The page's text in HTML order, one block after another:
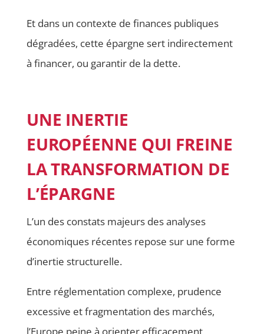
Et dans un contexte de finances publiques
dégradées, cette épargne sert indirectement
à financer, ou garantir de la dette.
UNE INERTIE
EUROPÉENNE QUI FREINE
LA TRANSFORMATION DE
L’ÉPARGNE
L’un des constats majeurs des analyses
économiques récentes repose sur une forme
d’inertie structurelle.
Entre réglementation complexe, prudence
excessive et fragmentation des marchés,
l’Europe peine à orienter efficacement